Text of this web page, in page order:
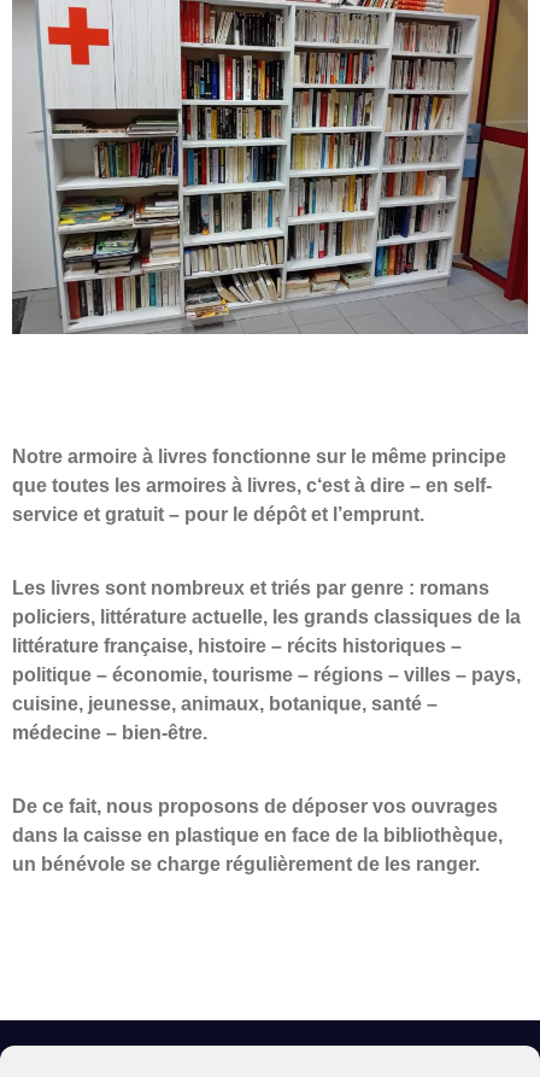
Notre armoire à livres fonctionne sur le même principe
que toutes les armoires à livres, c‘est à dire – en self-
service et gratuit – pour le dépôt et l’emprunt.
Les livres sont nombreux et triés par genre : romans
policiers, littérature actuelle, les grands classiques de la
littérature française, histoire – récits historiques –
politique – économie, tourisme – régions – villes – pays,
cuisine, jeunesse, animaux, botanique, santé –
médecine – bien-être.
De ce fait, nous proposons de déposer vos ouvrages
dans la caisse en plastique en face de la bibliothèque,
un bénévole se charge régulièrement de les ranger.